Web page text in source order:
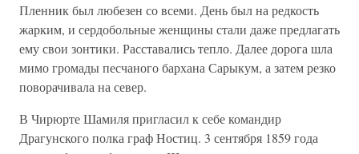
Пленник был любезен со всеми. День был на редкость
жарким, и сердобольные женщины стали даже предлагать
ему свои зонтики. Расставались тепло. Далее дорога шла
мимо громады песчаного бархана Сарыкум, а затем резко
поворачивала на север.
В Чирюрте Шамиля пригласил к себе командир
Драгунского полка граф Ностиц. 3 сентября 1859 года